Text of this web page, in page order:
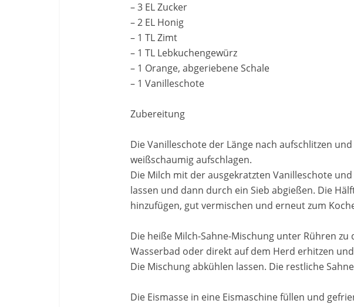
– 3 EL Zucker
– 2 EL Honig
– 1 TL Zimt
– 1 TL Lebkuchengewürz
– 1 Orange, abgeriebene Schale
– 1 Vanilleschote
Zubereitung
Die Vanilleschote der Länge nach aufschlitzen
weißschaumig aufschlagen.
Die Milch mit der ausgekratzten Vanilleschote
lassen und dann durch ein Sieb abgießen. Die
hinzufügen, gut vermischen und erneut zum
Die heiße Milch-Sahne-Mischung unter Rühren
Wasserbad oder direkt auf dem Herd erhitzen
Die Mischung abkühlen lassen. Die restliche
Die Eismasse in eine Eismaschine füllen und